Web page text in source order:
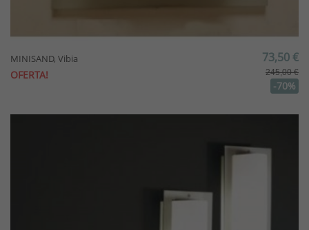
MINISAND, Vibia
OFERTA!
73,50 €
245,00 €
-70%